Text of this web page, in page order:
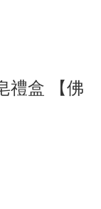
禮盒 【佛